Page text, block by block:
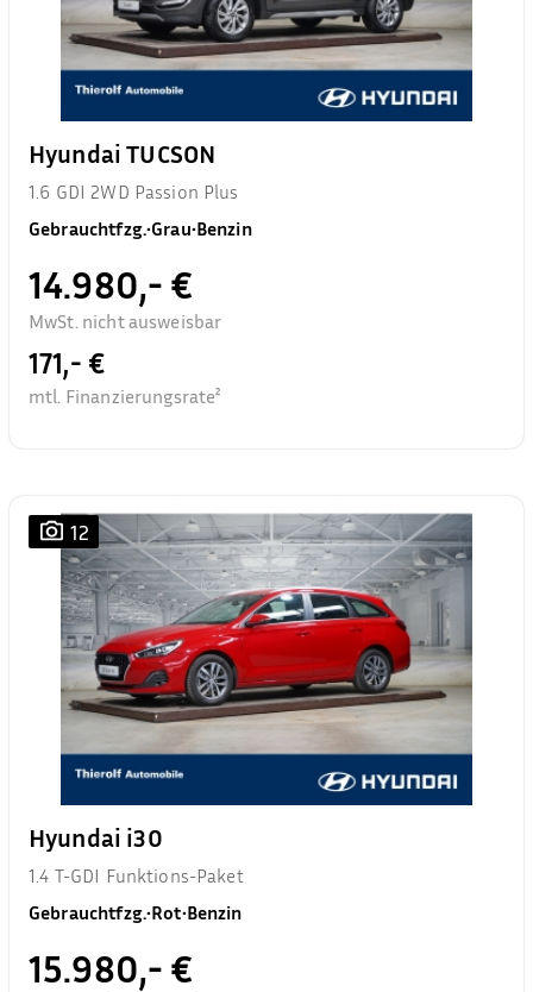
Hyundai TUCSON
1.6 GDI 2WD Passion Plus
Gebrauchtfzg.•Grau•Benzin
14.980,- €
MwSt. nicht ausweisbar
171,- €
mtl. Finanzierungsrate²
12
Hyundai i30
1.4 T-GDI Funktions-Paket
Gebrauchtfzg.•Rot•Benzin
15.980,- €